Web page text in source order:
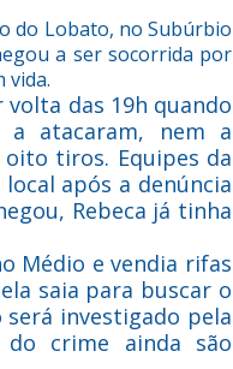
do Lobato, no Subúrbio
a ser socorrida por
vida.
volta das 19h quando
a atacaram, nem a
tiros. Equipes da
após a denúncia
Rebeca já tinha
Médio e vendia rifas
saia para buscar o
investigado pela
do crime ainda são